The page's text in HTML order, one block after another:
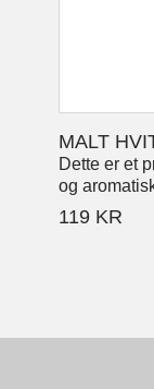
MALT
Dette er et
og
119 KR